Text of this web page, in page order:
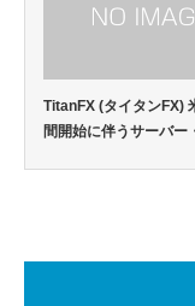
TitanFX (タイタンFX)
間開始に伴うサーバ